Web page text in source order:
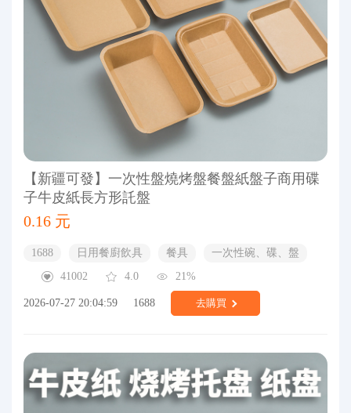
【新疆可發】一次性盤燒烤盤餐盤紙盤子商用碟
子牛皮紙長方形託盤
0.16 元
1688 日用餐廚飲具 餐具
一次性碗、碟、盤
41002
4.0 21%
2026-07-27 20:04:59 1688 去購買